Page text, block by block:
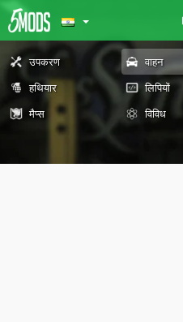
उपकरण वाहन
हथियार
लिपियों
मैप्स
विविध